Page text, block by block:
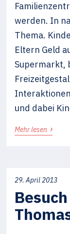
werden. In
Thema.
Eltern Geld
Supermarkt,
und dabei
Mehr lesen ›
29. April 2013